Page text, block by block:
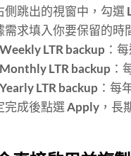
側跳出的視窗中，勾選
需求填入你要保留的時
Weekly LTR backup ：
Monthly LTR backup ：
Yearly LTR backup ：每
完成後點選Apply ，長